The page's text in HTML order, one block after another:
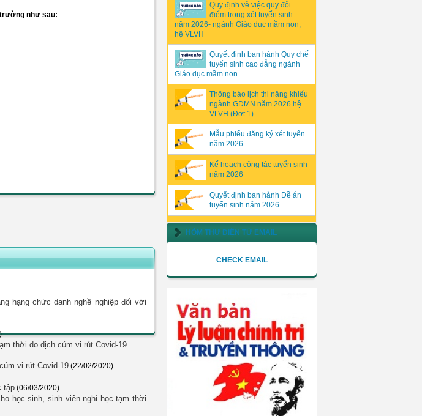
như sau:
hạng chức danh nghề nghiệp đối với
thời do dịch cúm vi rút Covid-19
vi rút Covid-19 (22/02/2020)
tập (06/03/2020)
học sinh, sinh viên nghỉ học tạm thời
Quy định về việc quy đổi
điểm trong xét tuyển sinh
năm 2026- ngành Giáo dục mầm non,
hệ VLVH
Quyết định ban hành Quy chế
tuyển sinh cao đẳng ngành
Giáo dục mầm non
Thông báo lịch thi năng khiếu
ngành GDMN năm 2026 hệ
VLVH (Đợt 1)
Mẫu phiếu đăng ký xét tuyển
năm 2026
Kế hoạch công tác tuyển sinh
năm 2026
Quyết định ban hành Đề án
tuyển sinh năm 2026
HÒM THƯ ĐIỆN TỬ EMAIL
CHECK EMAIL